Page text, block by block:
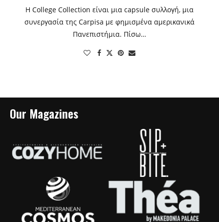
Η College Collection είναι μια capsule συλλογή, μια
συνεργασία της Carpisa με φημισμένα αμερικανικά
Πανεπιστήμια. Πίσω…
Our Magazines